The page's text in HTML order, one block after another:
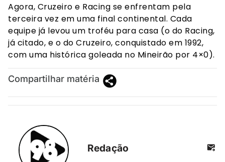
Agora, Cruzeiro e Racing se enfrentam pela
terceira vez em uma final continental. Cada
equipe já levou um troféu para casa (o do Racing,
já citado, e o do Cruzeiro, conquistado em 1992,
com uma histórica goleada no Mineirão por 4×0).
Compartilhar matéria
Redação